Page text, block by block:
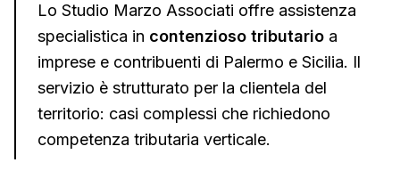
Lo Studio Marzo Associati offre assistenza
specialistica in contenzioso tributario a
imprese e contribuenti di Palermo e Sicilia. Il
servizio è strutturato per la clientela del
territorio: casi complessi che richiedono
competenza tributaria verticale.